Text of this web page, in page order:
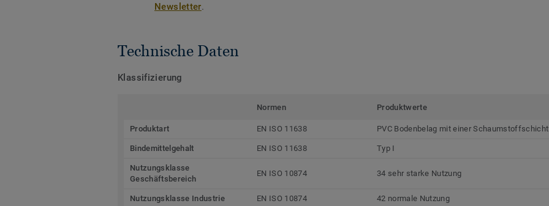
Newsletter.
Technische Daten
Klassifizierung
Normen Produktwerte
Produktart EN ISO 11638 PVC Bodenbelag mit einer Schaumstoffschicht
Bindemittelgehalt EN ISO 11638 Typ I
Nutzungsklasse
Geschäftsbereich
EN ISO 10874 34 sehr starke Nutzung
Nutzungsklasse Industrie EN ISO 10874 42 normale Nutzung